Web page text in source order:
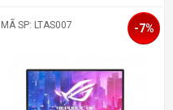
MÃ SP: LTAS007 -7%